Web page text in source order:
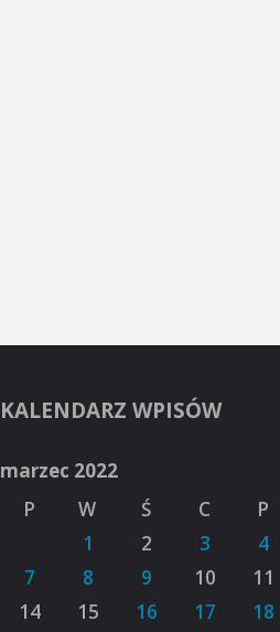
KALENDARZ WPISÓW
marzec 2022
P
W Ś C P
1
2 3 4
7
8 9 10 11
14
15 16 17 18